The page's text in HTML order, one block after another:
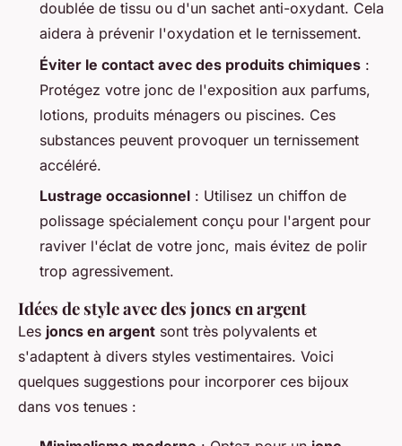
doublée de tissu ou d'un sachet anti-oxydant. Cela
aidera à prévenir l'oxydation et le ternissement.
Éviter le contact avec des produits chimiques :
Protégez votre jonc de l'exposition aux parfums,
lotions, produits ménagers ou piscines. Ces
substances peuvent provoquer un ternissement
accéléré.
Lustrage occasionnel : Utilisez un chiffon de
polissage spécialement conçu pour l'argent pour
raviver l'éclat de votre jonc, mais évitez de polir
trop agressivement.
Idées de style avec des joncs en argent
Les joncs en argent sont très polyvalents et
s'adaptent à divers styles vestimentaires. Voici
quelques suggestions pour incorporer ces bijoux
dans vos tenues :